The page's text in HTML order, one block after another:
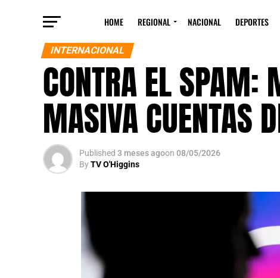
HOME REGIONAL NACIONAL DEPORTES
INTERNACIONAL
CONTRA EL SPAM:
MASIVA CUENTAS
Published 3 meses agoon 08/05/2026
ByTV O'Higgins